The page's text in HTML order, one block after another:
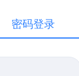
密码登录